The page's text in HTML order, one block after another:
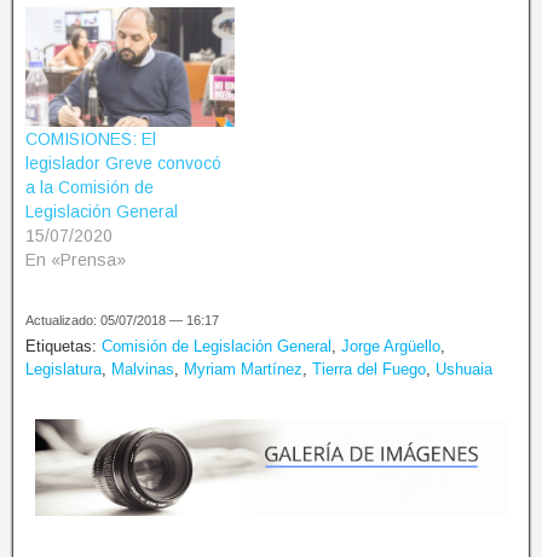
COMISIONES: El
legislador Greve convocó
a la Comisión de
Legislación General
15/07/2020
En «Prensa»
Actualizado: 05/07/2018 — 16:17
Etiquetas: Comisión de Legislación General Jorge Argüello
Legislatura Malvinas Myriam Martínez Tierra del Fuego Ushuaia